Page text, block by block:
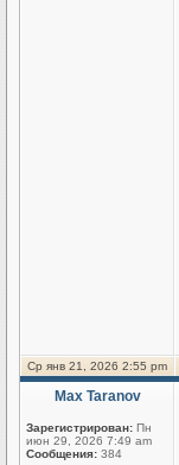
Ср янв 21, 2026 2:55 pm
Max Taranov
Зарегистрирован: Пн
июн 29, 2026 7:49 am
Сообщения: 384